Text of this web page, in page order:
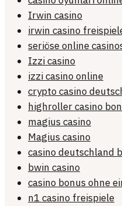
Irwin casino
irwin casino
seriöse online
Izzi casino
izzi casino online
crypto casino
highroller casino
magius casino
Magius casino
casino deutschland
bwin casino
casino bonus ohne
n1 casino freispiele